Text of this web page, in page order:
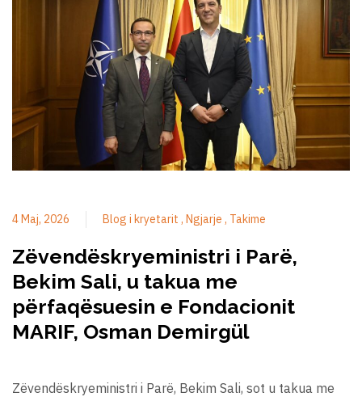
4 Maj, 2026 Blog i kryetarit Ngjarje Takime
Zëvendëskryeministri i Parë,
Bekim Sali, u takua me
përfaqësuesin e Fondacionit
MARIF, Osman Demirgül
Zëvendëskryeministri i Parë, Bekim Sali, sot u takua me